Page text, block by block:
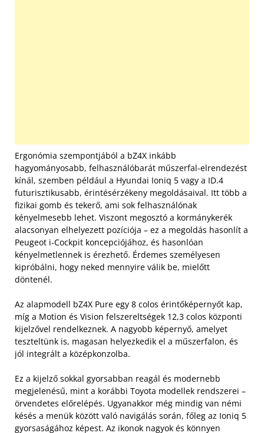
Ergonómia szempontjából a bZ4X inkább
hagyományosabb, felhasználóbarát műszerfal-elrendezést
kínál, szemben például a Hyundai Ioniq 5 vagy a ID.4
futurisztikusabb, érintésérzékeny megoldásaival. Itt több a
fizikai gomb és tekerő, ami sok felhasználónak
kényelmesebb lehet. Viszont megosztó a kormánykerék
alacsonyan elhelyezett pozíciója – ez a megoldás hasonlít a
Peugeot i-Cockpit koncepciójához, és hasonlóan
kényelmetlennek is érezhető. Érdemes személyesen
kipróbálni, hogy neked mennyire válik be, mielőtt
döntenél.
Az alapmodell bZ4X Pure egy 8 colos érintőképernyőt kap,
míg a Motion és Vision felszereltségek 12,3 colos központi
kijelzővel rendelkeznek. A nagyobb képernyő, amelyet
teszteltünk is, magasan helyezkedik el a műszerfalon, és
jól integrált a középkonzolba.
Ez a kijelző sokkal gyorsabban reagál és modernebb
megjelenésű, mint a korábbi Toyota modellek rendszerei –
örvendetes előrelépés. Ugyanakkor még mindig van némi
késés a menük között való navigálás során, főleg az Ioniq 5
gyorsaságához képest. Az ikonok nagyok és könnyen